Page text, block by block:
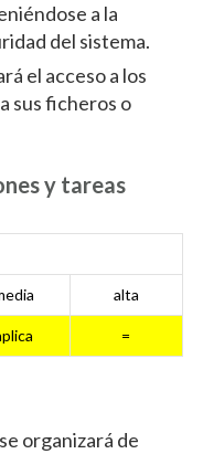
a la
del sistema.
el acceso a los
sus ficheros o
y tareas
alta
=
organizará de